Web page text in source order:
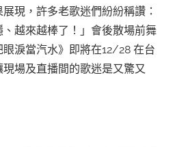
現，許多老歌迷們紛紛稱讚：
、越來越棒了！」會後散場前舞
淚當汽水》即將在12/28 在台
場及直播間的歌迷是又驚又